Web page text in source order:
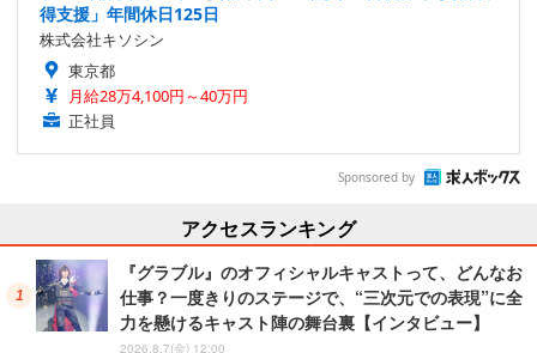
得支援」年間休日125日
株式会社キソシン
東京都
月給28万4,100円～40万円
正社員
Sponsored by
アクセスランキング
『グラブル』のオフィシャルキャストって、どんなお
仕事？一度きりのステージで、“三次元での表現”に全
力を懸けるキャスト陣の舞台裏【インタビュー】
2026.8.7(金) 12:00